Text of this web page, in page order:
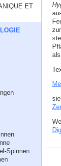
ET
Spinnen